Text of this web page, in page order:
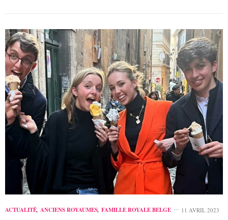
ACTUALITÉ, ANCIENS ROYAUMES, FAMILLE ROYALE BELGE 11 AVRIL 2023